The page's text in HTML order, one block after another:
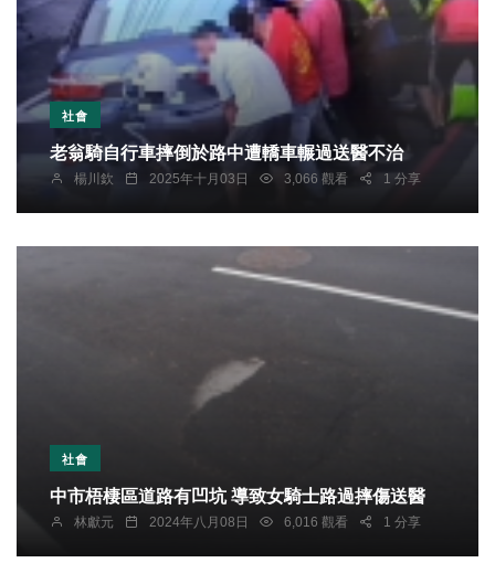
社會
老翁騎自行車摔倒於路中遭轎車輾過送醫不治
楊川欽 2025年十月03日 3,066 觀看 1 分享
社會
中市梧棲區道路有凹坑 導致女騎士路過摔傷送醫
林獻元 2024年八月08日 6,016 觀看 1 分享